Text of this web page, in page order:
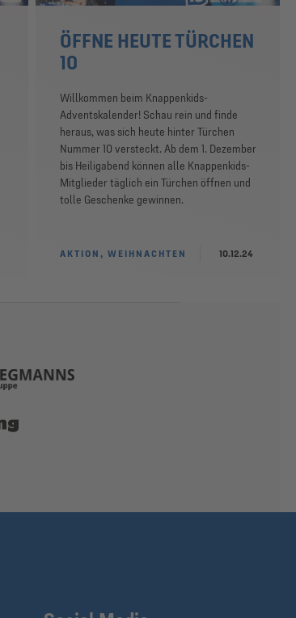
ÖFFNE HEUTE TÜRCHEN
10
Willkommen beim Knappenkids-
Adventskalender! Schau rein und finde
heraus, was sich heute hinter Türchen
Nummer 10 versteckt. Ab dem 1. Dezember
bis Heiligabend können alle Knappenkids-
Mitglieder täglich ein Türchen öffnen und
tolle Geschenke gewinnen.
AKTION, WEIHNACHTEN 10.12.24